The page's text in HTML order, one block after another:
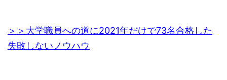
＞＞大学職員への道に2021年だけで73名合格した
失敗しないノウハウ